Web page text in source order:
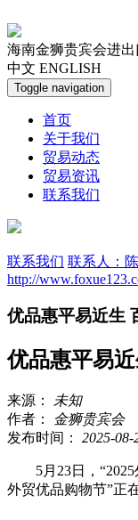
海南金狮贵宾会进出
中文 ENGLISH
Toggle navigation
首页
关于我们
贸易动态
贸易资讯
联系我们
联系我们 联系人：
http://
优品惠平易近生
优品惠平易
来源：
未知
作者：
金狮贵宾会
发布时间： 2025-08-
5月23日，“2025
外贸优品购物节”正